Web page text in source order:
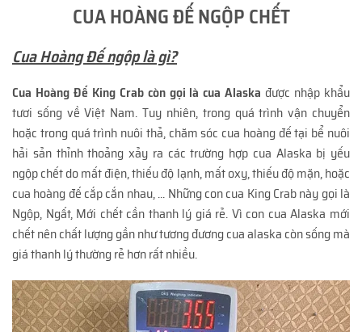
CUA HOÀNG ĐẾ NGỘP CHẾT
Cua Hoàng Đế ngộp là gì?
Cua Hoàng Đế King Crab còn gọi là cua Alaska được nhập khẩu
tươi sống về Việt Nam. Tuy nhiên, trong quá trình vận chuyển
hoặc trong quá trình nuôi thả, chăm sóc cua hoàng đế tại bể nuôi
hải sản thỉnh thoảng xảy ra các trường hợp cua Alaska bị yếu
ngộp chết do mất điện, thiếu độ lạnh, mất oxy, thiếu độ mặn, hoặc
cua hoàng đế cắp cắn nhau, ... Những con cua King Crab này gọi là
Ngộp, Ngất, Mới chết cần thanh lý giá rẻ. Vì con cua Alaska mới
chết nên chất lượng gần như tương đương cua alaska còn sống mà
giá thanh lý thường rẻ hơn rất nhiều.